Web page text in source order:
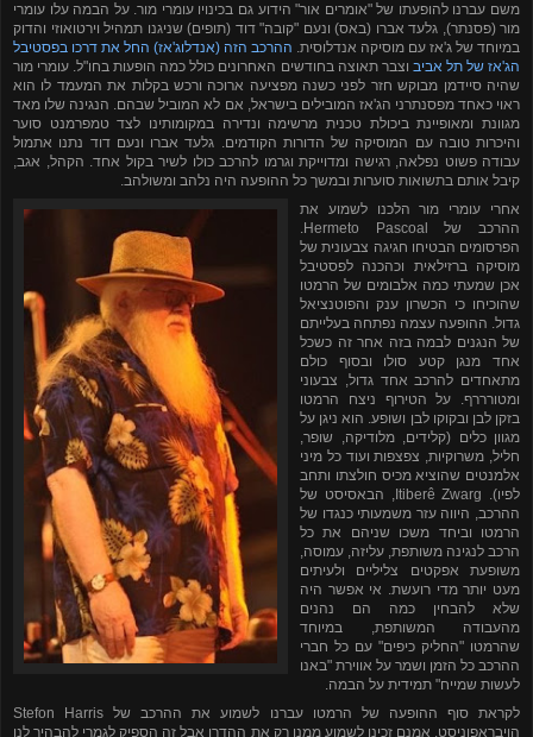
משם עברנו להופעתו של "אומרים אור" הידוע גם בכינויו עומרי מור. על הבמה עלו עומרי
מור (פסנתר), גלעד אברו (באס) ונעם "קובה" דוד (תופים) שניגנו תמהיל וירטואוזי והדוק
במיוחד של ג'אז עם מוסיקה אנדלוסית. ההרכב הזה (אנדלוג'אז) החל את דרכו בפסטיבל
הג'אז של תל אביב וצבר תאוצה בחודשים האחרונים כולל כמה הופעות בחו"ל. עומרי מור
שהיה סיידמן מבוקש חזר לפני כשנה מפציעה ארוכה ורכש בקלות את המעמד לו הוא
ראוי כאחד מפסנתרני הג'אז המובילים בישראל, אם לא המוביל שבהם. הנגינה שלו מאד
מגוונת ומאופיינת ביכולת טכנית מרשימה ונדירה במקומותינו לצד טמפרמנט סוער
והיכרות טובה עם המוסיקה של הדורות הקודמים. גלעד אברו ונעם דוד נתנו אתמול
עבודה פשוט נפלאה, רגישה ומדוייקת וגרמו להרכב כולו לשיר בקול אחד. הקהל, אגב,
קיבל אותם בתשואות סוערות ובמשך כל ההופעה היה נלהב ומשולהב.
אחרי עומרי מור הלכנו לשמוע את
ההרכב של
Hermeto Pascoal
.
הפרסומים הבטיחו חגיגה צבעונית של
מוסיקה ברזילאית וכהכנה לפסטיבל
אכן שמעתי כמה אלבומים של הרמטו
שהוכיחו כי הכשרון ענק והפוטנציאל
גדול. ההופעה עצמה נפתחה בעלייתם
של הנגנים לבמה בזה אחר זה כשכל
אחד מנגן קטע סולו ובסוף כולם
מתאחדים להרכב אחד גדול, צבעוני
ומטורררף. על הטירוף ניצח הרמטו
בזקן לבן ובקוקו לבן ושופע. הוא ניגן על
מגוון כלים (קלידים, מלודיקה, שופר,
חליל, משרוקיות, צפצפות ועוד כל מיני
אלמנטים שהוציא מכיס חולצתו ותחב
לפיו). Itiberê Zwarg, הבאסיסט של
ההרכב, היווה עזר משמעותי כנגדו של
הרמטו וביחד משכו שניהם את כל
הרכב לנגינה משותפת, עליזה, עמוסה,
משופעת אפקטים צליליים ולעיתים
מעט יותר מדי רועשת. אי אפשר היה
שלא להבחין כמה הם נהנים
מהעבודה המשותפת, במיוחד
שהרמטו "החליק כיפים" עם כל חברי
ההרכב כל הזמן ושמר על אווירת "באנו
לעשות שמייח" תמידית על הבמה.
לקראת סוף ההופעה של הרמטו עברנו לשמוע את ההרכב של Stefon Harris
הויבראפוניסט. אמנם זכינו לשמוע ממנו רק את ההדרן אבל זה הספיק לגמרי להבהיר לנו